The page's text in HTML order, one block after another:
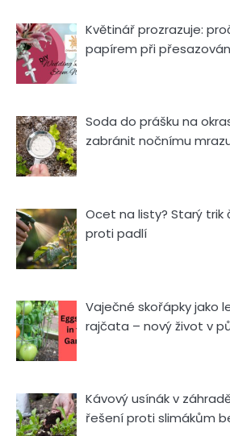
Květinář prozrazuje:
papírem při
Soda do prášku na
zabránit nočnímu
Ocet na listy? Starý trik
proti padlí
Vaječné skořápky jako
rajčata – nový život v
Kávový usínák v
řešení proti slimákům